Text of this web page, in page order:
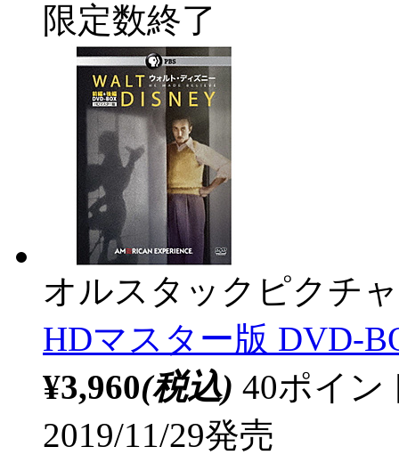
限定数終了
オルスタックピクチ
HDマスター版 DVD-
¥3,960(税込) 40ポイ
2019/11/29発売